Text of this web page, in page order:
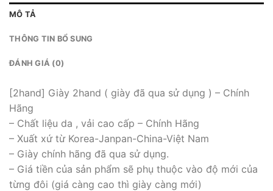
MÔ TẢ
THÔNG TIN BỔ SUNG
ĐÁNH GIÁ (0)
[2hand] Giày 2hand ( giày đã qua sử dụng ) – Chính
Hãng
– Chất liệu da , vải cao cấp – Chính Hãng
– Xuất xứ từ Korea-Janpan-China-Việt Nam
– Giày chính hãng đã qua sử dụng.
– Giá tiền của sản phẩm sẽ phụ thuộc vào độ mới của
từng đôi (giá càng cao thì giày càng mới)